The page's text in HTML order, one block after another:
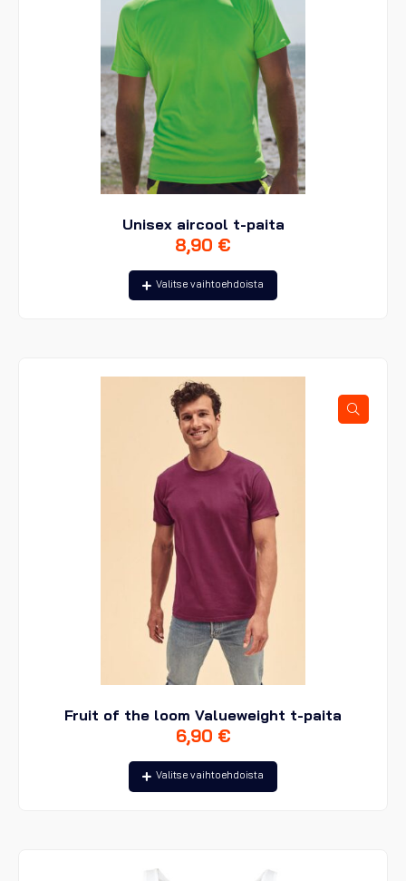
Unisex aircool t-paita
8,90 €
Valitse vaihtoehdoista
Tällä
tuotteella
Voit
Fruit of the loom Valueweight t-paita
6,90 €
Valitse vaihtoehdoista
Tällä
tuotteella